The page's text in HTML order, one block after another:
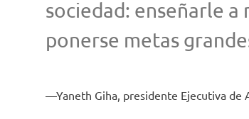
sociedad: enseñarle a
ponerse metas
Yaneth Giha, presidente Ejecutiva